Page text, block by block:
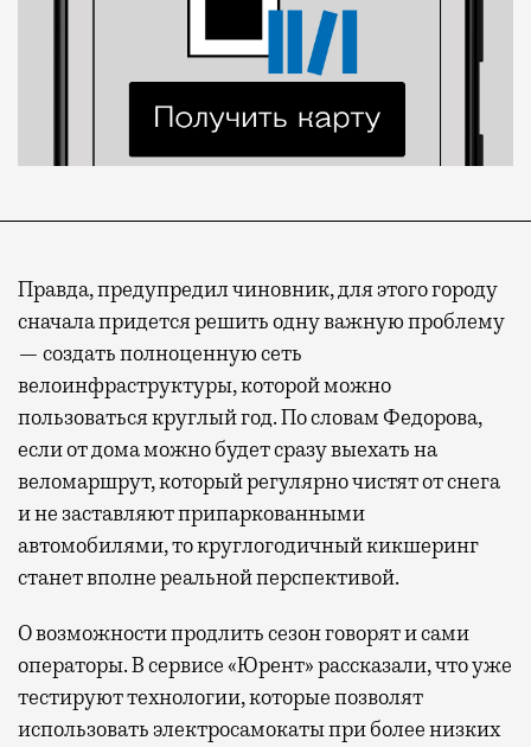
Правда, предупредил чиновник, для этого городу
сначала придется решить одну важную проблему
— создать полноценную сеть
велоинфраструктуры, которой можно
пользоваться круглый год. По словам Федорова,
если от дома можно будет сразу выехать на
веломаршрут, который регулярно чистят от снега
и не заставляют припаркованными
автомобилями, то круглогодичный кикшеринг
станет вполне реальной перспективой.
О возможности продлить сезон говорят и сами
операторы. В сервисе «Юрент» рассказали, что уже
тестируют технологии, которые позволят
использовать электросамокаты при более низких